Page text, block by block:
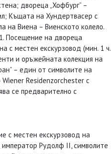
дворецa „Хофбург” –
Къщата на Хундертвасер с
на Виена – Виенското колело.
Посещение на двореца
с местен екскурзовод (мин. 1 ч.
и оръжейната колекция на
– един от символите на
Residenzorchester с
се предварително с
с местен екскурзовод на
император Рудолф II, символите